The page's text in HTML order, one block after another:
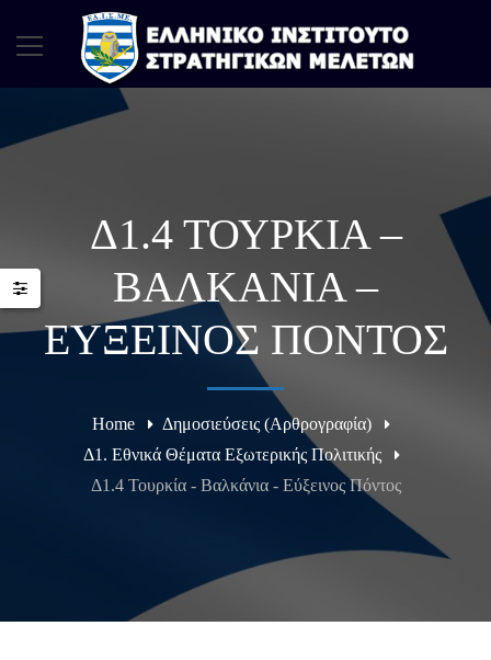
Δ1.4 ΤΟΥΡΚΊΑ –
ΒΑΛΚΆΝΙΑ –
ΕΎΞΕΙΝΟΣ ΠΌΝΤΟΣ
Home
Δημοσιεύσεις (Αρθρογραφία)
Δ1. Εθνικά Θέματα Εξωτερικής Πολιτικής
Δ1.4 Τουρκία - Βαλκάνια - Εύξεινος Πόντος